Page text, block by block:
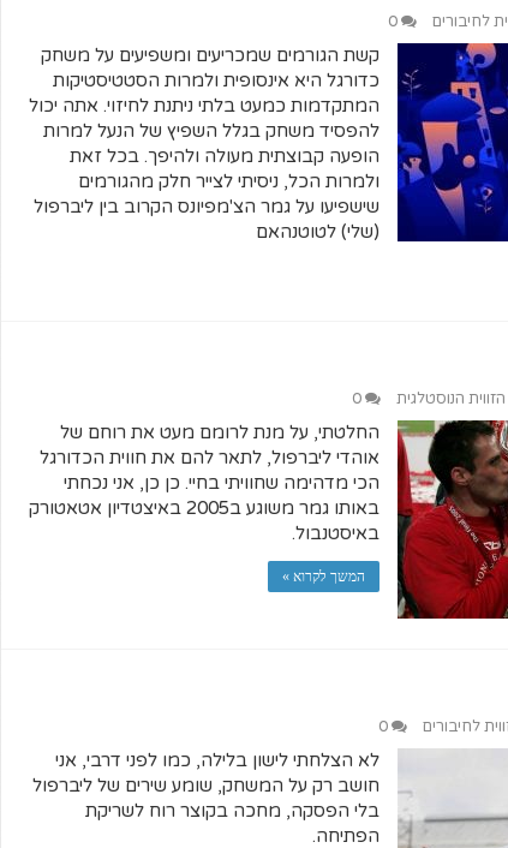
לחיבורים 0
קשת הגורמים שמכריעים ומשפיעים על משחק
כדורגל היא אינסופית ולמרות הסטטיסטיקות
המתקדמות כמעט בלתי ניתנת לחיזוי. אתה יכול
להפסיד משחק בגלל השפיץ של הנעל למרות
הופעה קבוצתית מעולה ולהיפך. בכל זאת
ולמרות הכל, ניסיתי לצייר חלק מהגורמים
שישפיעו על גמר הצ'מפיונס הקרוב בין ליברפול
(שלי) לטוטנהאם
הזווית הנוסטלגית 0
החלטתי, על מנת לרומם מעט את רוחם של
אוהדי ליברפול, לתאר להם את חווית הכדורגל
הכי מדהימה שחוויתי בחיי. כן כן, אני נכחתי
באותו גמר משוגע ב2005 באיצטדיון אטאטורק
באיסטנבול.
המשך לקרוא »
לחיבורים 0
לא הצלחתי לישון בלילה, כמו לפני דרבי, אני
חושב רק על המשחק, שומע שירים של ליברפול
בלי הפסקה, מחכה בקוצר רוח לשריקת
הפתיחה.